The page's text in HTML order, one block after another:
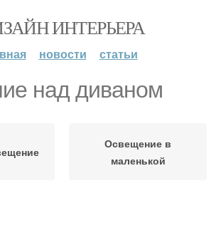
ИНТЕРЬЕРА
новости статьи
над диваном
Освещение в
маленькой